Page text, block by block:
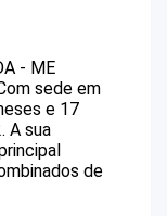
- ME
sede em
e 17
A sua
de